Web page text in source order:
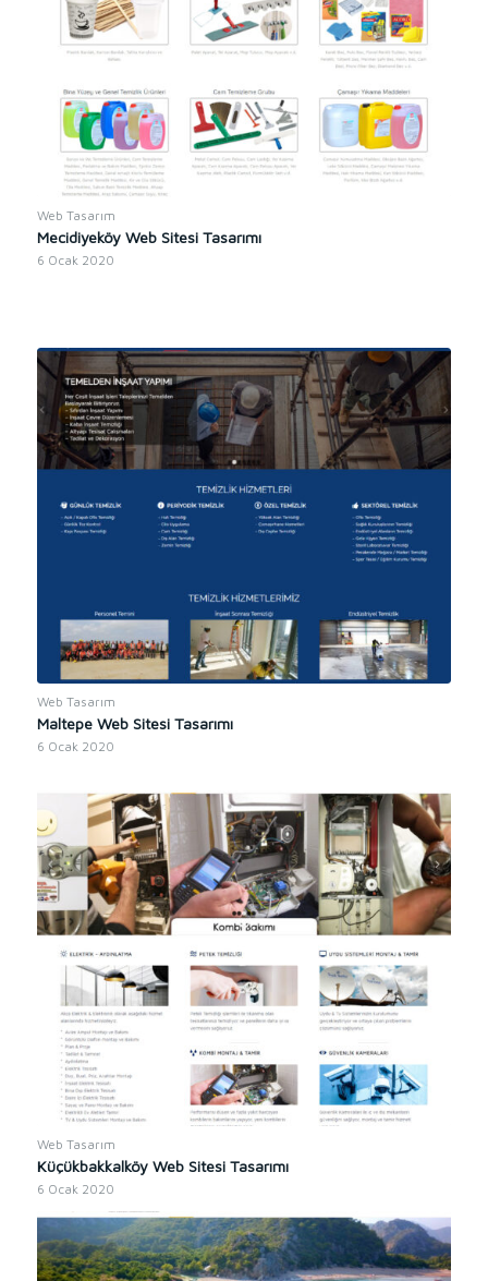
Web Tasarım
Mecidiyeköy Web Sitesi Tasarımı
6 Ocak 2020
Web Tasarım
Maltepe Web Sitesi Tasarımı
6 Ocak 2020
Web Tasarım
Küçükbakkalköy Web Sitesi Tasarımı
6 Ocak 2020